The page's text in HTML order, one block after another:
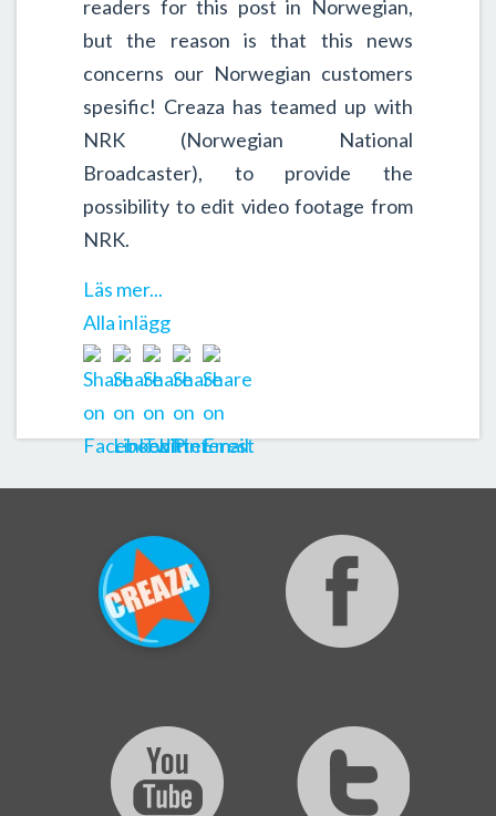
readers for this post in Norwegian,
but the reason is that this news
concerns our Norwegian customers
spesific! Creaza has teamed up with
NRK (Norwegian National
Broadcaster), to provide the
possibility to edit video footage from
NRK.
Läs mer...
Alla inlägg